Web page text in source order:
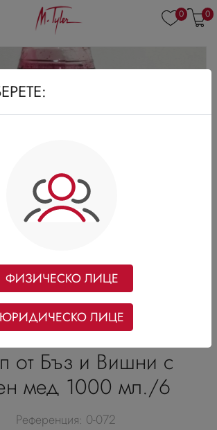
0 0
от Бъз и Вишни с
мед 1000 мл./6
Референция: 0-072
ФИЗИЧЕСКО ЛИЦЕ
ЮРИДИЧЕСКО ЛИЦЕ